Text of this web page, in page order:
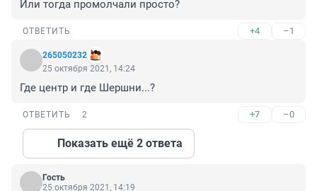
Или тогда промолчали просто?
ОТВЕТИТЬ +4 –1
265050232
25 октября 2021, 14:24
Где центр и где Шершни...?
ОТВЕТИТЬ 2 +7 –0
Показать ещё 2 ответа
Гость
25 октября 2021, 14:19